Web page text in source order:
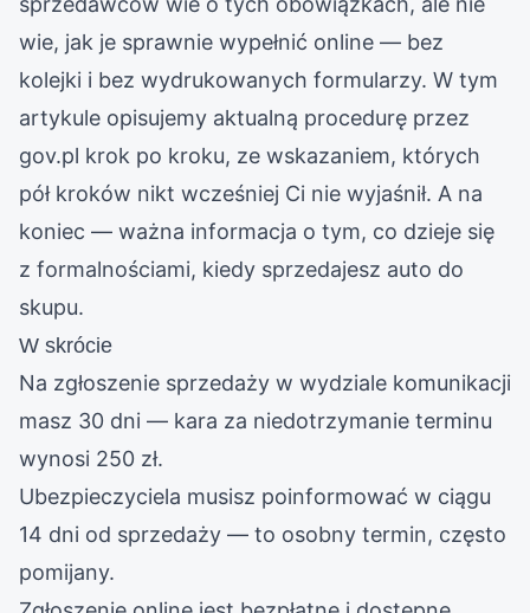
wie, jak je sprawnie wypełnić online — bez
kolejki i bez wydrukowanych formularzy. W tym
artykule opisujemy aktualną procedurę przez
gov.pl krok po kroku, ze wskazaniem, których
pół kroków nikt wcześniej Ci nie wyjaśnił. A na
koniec — ważna informacja o tym, co dzieje się
z formalnościami, kiedy sprzedajesz auto do
skupu.
W skrócie
Na zgłoszenie sprzedaży w wydziale komunikacji
masz 30 dni — kara za niedotrzymanie terminu
wynosi 250 zł.
Ubezpieczyciela musisz poinformować w ciągu
14 dni od sprzedaży — to osobny termin, często
pomijany.